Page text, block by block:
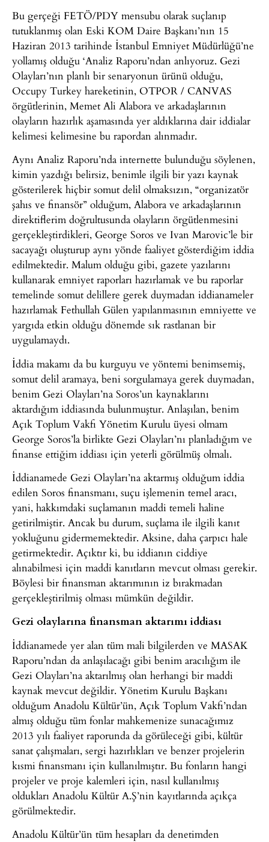
Bu gerçeği FETÖ/PDY mensubu olarak suçlanıp
tutuklanmış olan Eski KOM Daire Başkanı’nın 15
Haziran 2013 tarihinde İstanbul Emniyet Müdürlüğü’ne
yollamış olduğu ‘Analiz Raporu’ndan anlıyoruz. Gezi
Olayları’nın planlı bir senaryonun ürünü olduğu,
Occupy Turkey hareketinin, OTPOR / CANVAS
örgütlerinin, Memet Ali Alabora ve arkadaşlarının
olayların hazırlık aşamasında yer aldıklarına dair iddialar
kelimesi kelimesine bu rapordan alınmadır.
Aynı Analiz Raporu’nda internette bulunduğu söylenen,
kimin yazdığı belirsiz, benimle ilgili bir yazı kaynak
gösterilerek hiçbir somut delil olmaksızın, “organizatör
şahıs ve finansör” olduğum, Alabora ve arkadaşlarının
direktiflerim doğrultusunda olayların örgütlenmesini
gerçekleştirdikleri, George Soros ve Ivan Marovic’le bir
sacayağı oluşturup aynı yönde faaliyet gösterdiğim iddia
edilmektedir. Malum olduğu gibi, gazete yazılarını
kullanarak emniyet raporları hazırlamak ve bu raporlar
temelinde somut delillere gerek duymadan iddianameler
hazırlamak Fethullah Gülen yapılanmasının emniyette ve
yargıda etkin olduğu dönemde sık rastlanan bir
uygulamaydı.
İddia makamı da bu kurguyu ve yöntemi benimsemiş,
somut delil aramaya, beni sorgulamaya gerek duymadan,
benim Gezi Olayları’na Soros’un kaynaklarını
aktardığım iddiasında bulunmuştur. Anlaşılan, benim
Açık Toplum Vakfı Yönetim Kurulu üyesi olmam
George Soros’la birlikte Gezi Olayları’nı planladığım ve
finanse ettiğim iddiası için yeterli görülmüş olmalı.
İddianamede Gezi Olayları’na aktarmış olduğum iddia
edilen Soros finansmanı, suçu işlemenin temel aracı,
yani, hakkımdaki suçlamanın maddi temeli haline
getirilmiştir. Ancak bu durum, suçlama ile ilgili kanıt
yokluğunu gidermemektedir. Aksine, daha çarpıcı hale
getirmektedir. Açıktır ki, bu iddianın ciddiye
alınabilmesi için maddi kanıtların mevcut olması gerekir.
Böylesi bir finansman aktarımının iz bırakmadan
gerçekleştirilmiş olması mümkün değildir.
Gezi olaylarına finansman aktarımı iddiası
İddianamede yer alan tüm mali bilgilerden ve MASAK
Raporu’ndan da anlaşılacağı gibi benim aracılığım ile
Gezi Olayları’na aktarılmış olan herhangi bir maddi
kaynak mevcut değildir. Yönetim Kurulu Başkanı
olduğum Anadolu Kültür’ün, Açık Toplum Vakfı’ndan
almış olduğu tüm fonlar mahkemenize sunacağımız
2013 yılı faaliyet raporunda da görüleceği gibi, kültür
sanat çalışmaları, sergi hazırlıkları ve benzer projelerin
kısmi finansmanı için kullanılmıştır. Bu fonların hangi
projeler ve proje kalemleri için, nasıl kullanılmış
oldukları Anadolu Kültür A.Ş’nin kayıtlarında açıkça
görülmektedir.
Anadolu Kültür’ün tüm hesapları da denetimden